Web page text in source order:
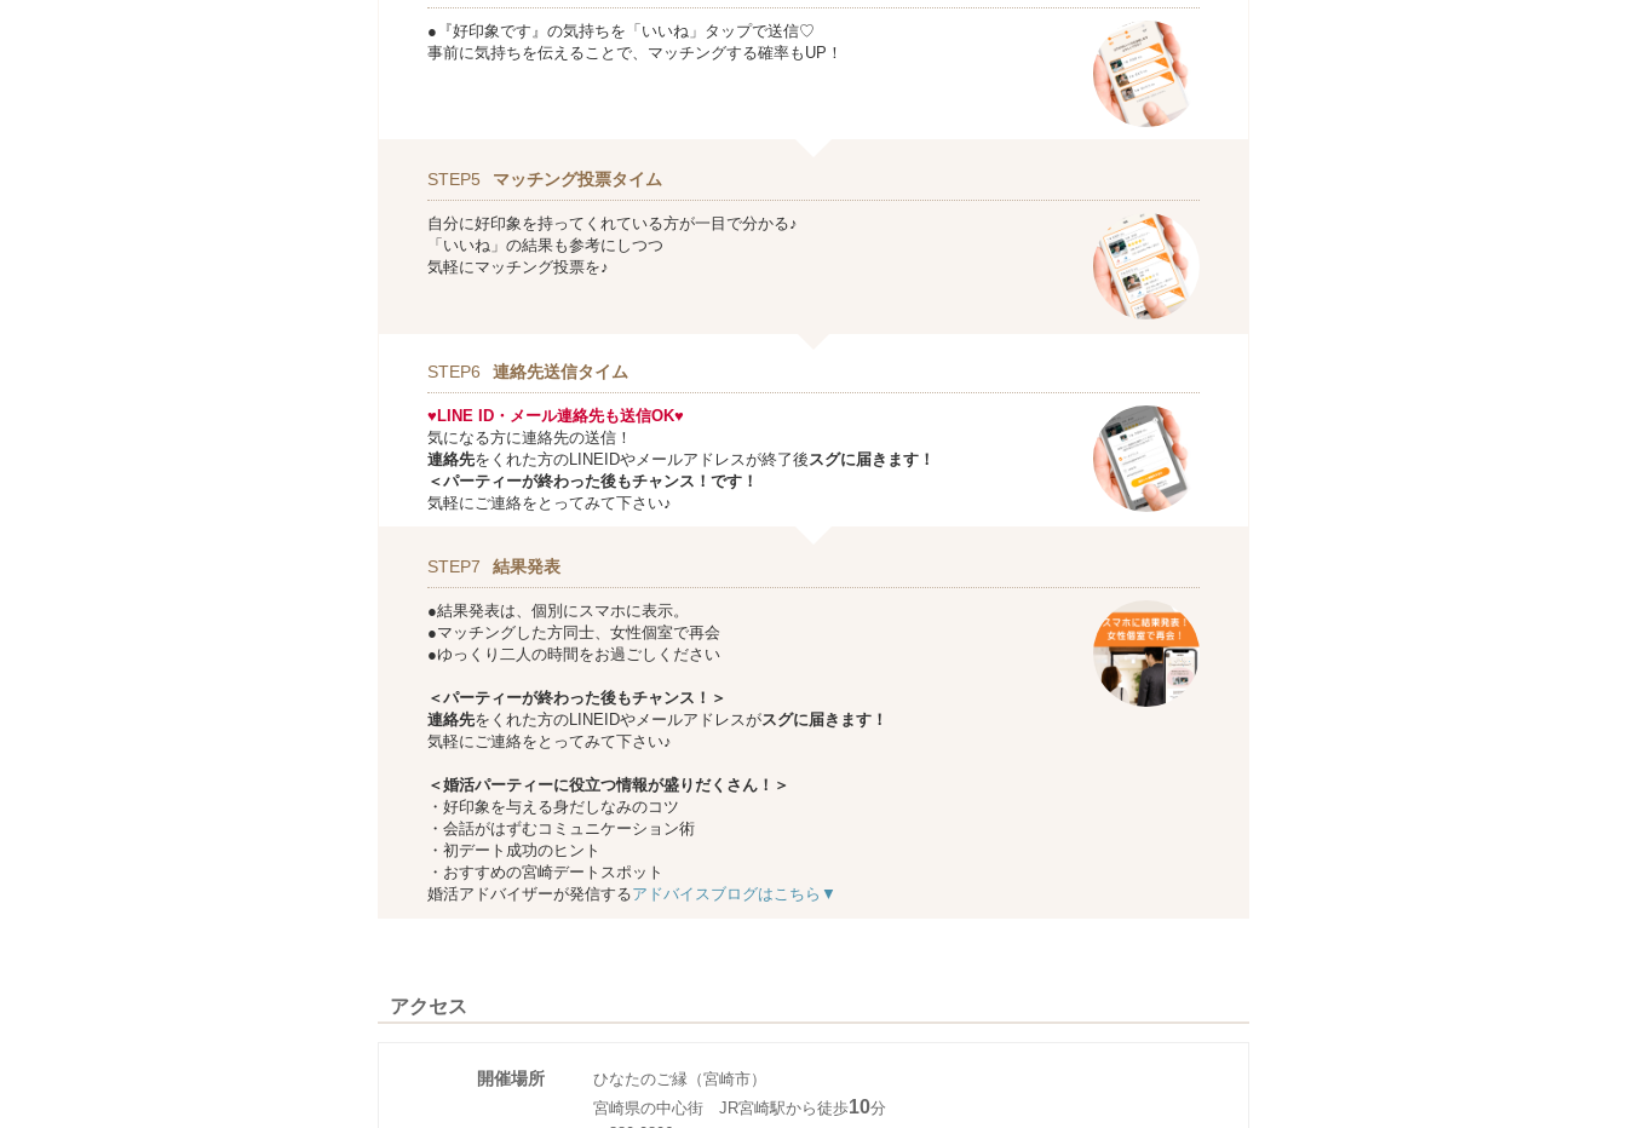
●『好印象です』の気持ちを「いいね」タップで送信♡
事前に気持ちを伝えることで、マッチングする確率もUP！
STEP5 マッチング投票タイム
自分に好印象を持ってくれている方が一目で分かる♪
「いいね」の結果も参考にしつつ
気軽にマッチング投票を♪
STEP6 連絡先送信タイム
♥LINE ID・メール連絡先も送信OK♥
気になる方に連絡先の送信！
連絡先をくれた方のLINEIDやメールアドレスが終了後スグに届きます！
＜パーティーが終わった後もチャンス！です！
気軽にご連絡をとってみて下さい♪
STEP7 結果発表
●結果発表は、個別にスマホに表示。
●マッチングした方同士、女性個室で再会
●ゆっくり二人の時間をお過ごしください
＜パーティーが終わった後もチャンス！＞
連絡先をくれた方のLINEIDやメールアドレスがスグに届きます！
気軽にご連絡をとってみて下さい♪
＜婚活パーティーに役立つ情報が盛りだくさん！＞
・好印象を与える身だしなみのコツ
・会話がはずむコミュニケーション術
・初デート成功のヒント
・おすすめの宮崎デートスポット
婚活アドバイザーが発信するアドバイスブログはこちら▼
アクセス
開催場所
ひなたのご縁（宮崎市）
宮崎県の中心街 JR宮崎駅から徒歩10分